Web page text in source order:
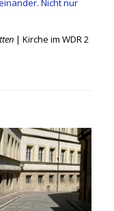
Nicht nur
| Kirche im WDR 2